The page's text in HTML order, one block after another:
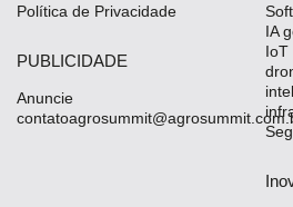
Política de Privacidade
PUBLICIDADE
Anuncie
IA
IoT